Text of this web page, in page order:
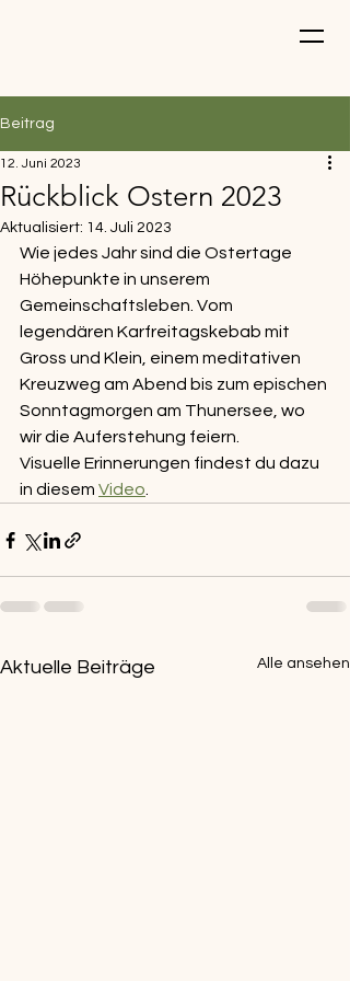
Beitrag
Rückblick Ostern 2023
12. Juni 2023
Aktualisiert: 14. Juli 2023
Wie jedes Jahr sind die Ostertage
Höhepunkte in unserem
Gemeinschaftsleben. Vom
legendären Karfreitagskebab mit
Gross und Klein, einem meditativen
Kreuzweg am Abend bis zum epischen
Sonntagmorgen am Thunersee, wo
wir die Auferstehung feiern.
Visuelle Erinnerungen findest du dazu
in diesem Video
Aktuelle Beiträge Alle ansehen